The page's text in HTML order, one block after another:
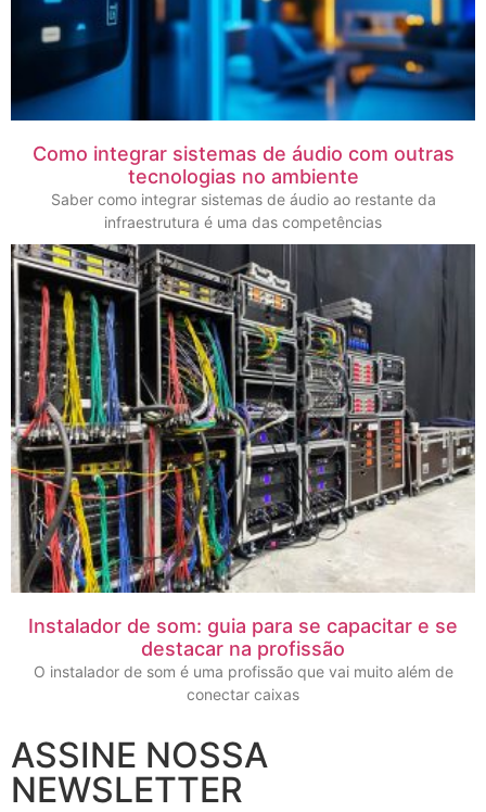
Como integrar sistemas de áudio com outras
tecnologias no ambiente
Saber como integrar sistemas de áudio ao restante da
infraestrutura é uma das competências
Instalador de som: guia para se capacitar e se
destacar na profissão
O instalador de som é uma profissão que vai muito além de
conectar caixas
ASSINE NOSSA
NEWSLETTER